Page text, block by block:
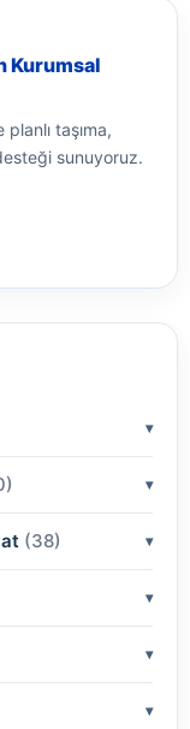
Kurumsal
taşıma,
sunuyoruz.
(38)